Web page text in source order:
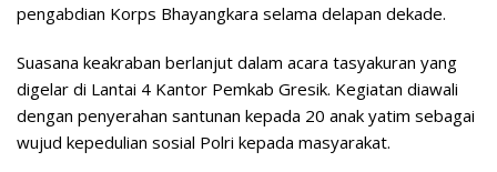
pengabdian Korps Bhayangkara selama delapan dekade.
Suasana keakraban berlanjut dalam acara tasyakuran yang
digelar di Lantai 4 Kantor Pemkab Gresik. Kegiatan diawali
dengan penyerahan santunan kepada 20 anak yatim sebagai
wujud kepedulian sosial Polri kepada masyarakat.